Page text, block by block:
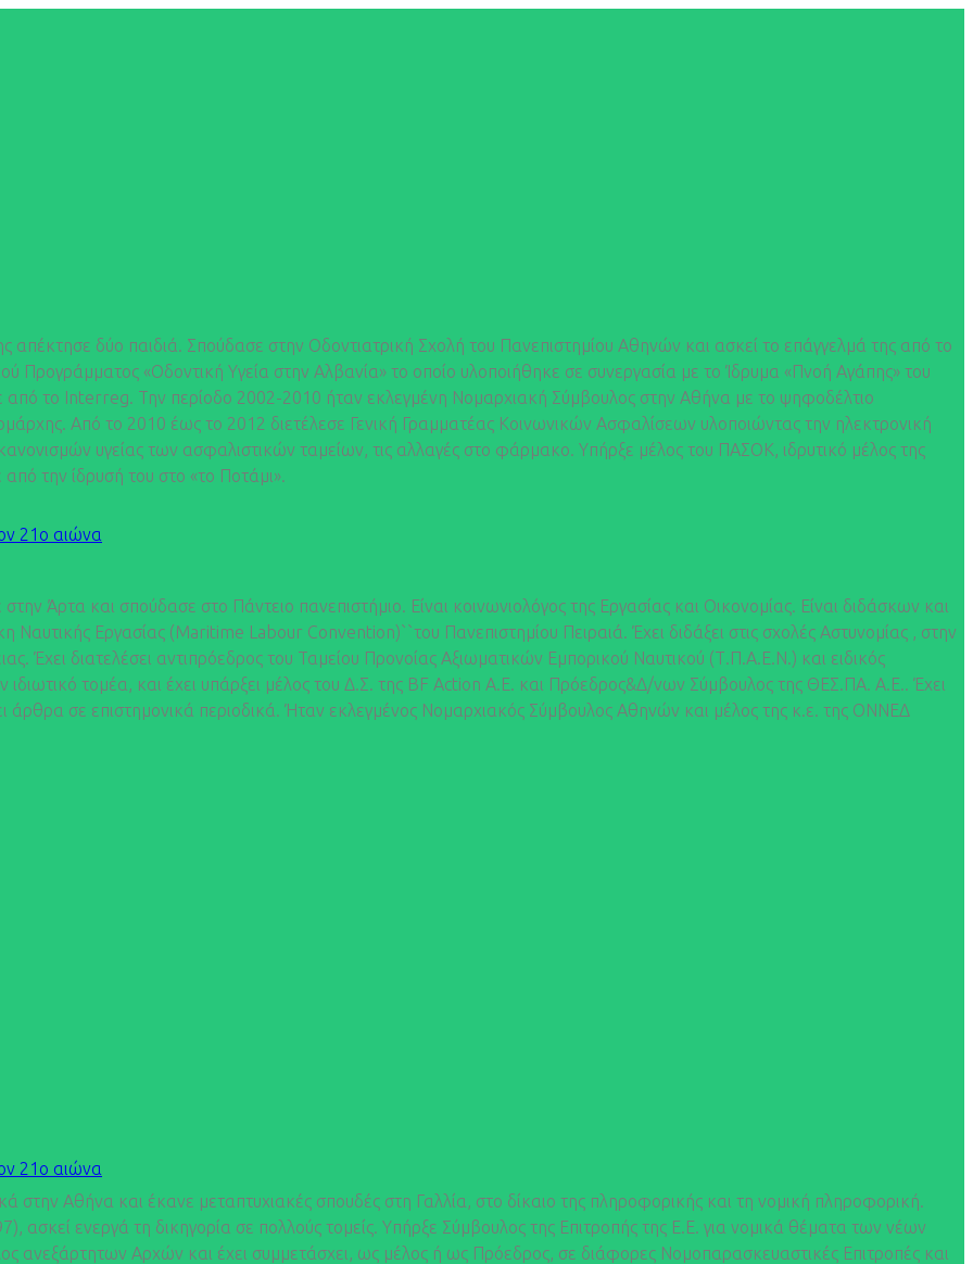
21ο αιώνα
21ο αιώνα
δύο παιδιά. Σπούδασε στην Οδοντιατρική Σχολή του Πανεπιστημίου Αθηνών και ασκεί το επάγγελμά της από το
Προγράμματος «Οδοντική Υγεία στην Αλβανία» το οποίο υλοποιήθηκε σε συνεργασία με το Ίδρυμα «Πνοή Αγάπης» του
από το Interreg. Την περίοδο 2002-2010 ήταν εκλεγμένη Νομαρχιακή Σύμβουλος στην Αθήνα με το ψηφοδέλτιο
Από το 2010 έως το 2012 διετέλεσε Γενική Γραμματέας Κοινωνικών Ασφαλίσεων υλοποιώντας την ηλεκτρονική
υγείας των ασφαλιστικών ταμείων, τις αλλαγές στο φάρμακο. Υπήρξε μέλος του ΠΑΣΟΚ, ιδρυτικό μέλος της
την ίδρυσή του στο «το Ποτάμι».
Άρτα και σπούδασε στο Πάντειο πανεπιστήμιο. Είναι κοινωνιολόγος της Εργασίας και Οικονομίας. Είναι διδάσκων και
Ναυτικής Εργασίας (Maritime Labour Convention)``του Πανεπιστημίου Πειραιά. Έχει διδάξει στις σχολές Αστυνομίας , στην
Έχει διατελέσει αντιπρόεδρος του Ταμείου Προνοίας Αξιωματικών Εμπορικού Ναυτικού (Τ.Π.Α.Ε.Ν.) και ειδικός
ιδιωτικό τομέα, και έχει υπάρξει μέλος του Δ.Σ. της BF Action Α.Ε. και Πρόεδρος&Δ/νων Σύμβουλος της ΘΕΣ.ΠΑ. Α.Ε.. Έχει
άρθρα σε επιστημονικά περιοδικά. Ήταν εκλεγμένος Νομαρχιακός Σύμβουλος Αθηνών και μέλος της κ.ε. της ΟΝΝΕΔ
Αθήνα και έκανε μεταπτυχιακές σπουδές στη Γαλλία, στο δίκαιο της πληροφορικής και τη νομική πληροφορική.
ενεργά τη δικηγορία σε πολλούς τομείς. Υπήρξε Σύμβουλος της Επιτροπής της Ε.Ε. για νομικά θέματα των νέων
ανεξάρτητων Αρχών και έχει συμμετάσχει, ως μέλος ή ως Πρόεδρος, σε διάφορες Νομοπαρασκευαστικές Επιτροπές και